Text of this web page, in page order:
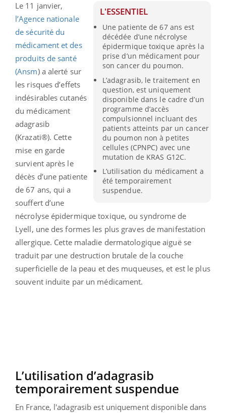
L'ESSENTIEL
Une patiente de 67 ans est
décédée d’une nécrolyse
épidermique toxique après la
prise d’un médicament pour
son cancer du poumon.
L’adagrasib, le traitement en
question, est uniquement
disponible dans le cadre d’un
programme d’accès
compulsionnel incluant des
patients atteints par un cancer
du poumon non à petites
cellules (CPNPC) avec une
mutation de KRAS G12C.
L’utilisation du médicament a
été temporairement
suspendue.
Le 11 janvier,
l’Agence nationale
de sécurité du
médicament et des
produits de santé
(Ansm) a alerté sur
les risques d’effets
indésirables cutanés
du médicament
adagrasib
(Krazati®). Cette
mise en garde
survient après le
décès d’une patiente
de 67 ans, qui a
souffert d’une
nécrolyse épidermique toxique, ou syndrome de
Lyell, une des formes les plus graves de manifestation
allergique. Cette maladie dermatologique aiguë se
traduit par une destruction brutale de la couche
superficielle de la peau et des muqueuses, et est le plus
souvent induite par un médicament.
L’utilisation d’adagrasib
temporairement suspendue
En France, l'adagrasib est uniquement disponible dans